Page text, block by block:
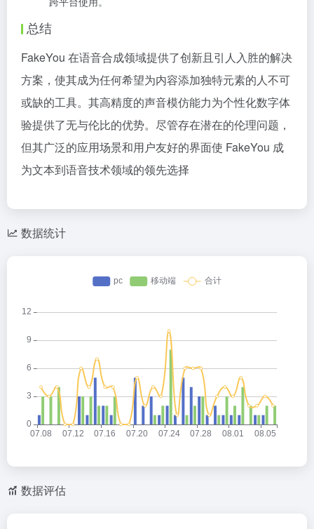
总结
FakeYou 在语音合成领域提供了创新且引人入胜的解决
方案，使其成为任何希望为内容添加独特元素的人不可
或缺的工具。其高精度的声音模仿能力为个性化数字体
验提供了无与伦比的优势。尽管存在潜在的伦理问题，
但其广泛的应用场景和用户友好的界面使 FakeYou 成
为文本到语音技术领域的领先选择
数据统计
数据评估